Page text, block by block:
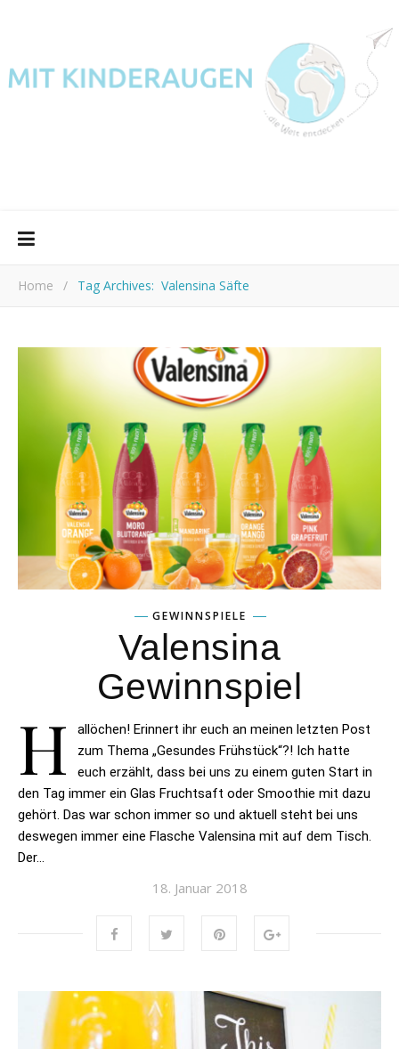
Home / Tag Archives: Valensina Säfte
GEWINNSPIELE
Valensina
Gewinnspiel
H
allöchen! Erinnert ihr euch an meinen letzten Post
zum Thema „Gesundes Frühstück“?! Ich hatte
euch erzählt, dass bei uns zu einem guten Start in
den Tag immer ein Glas Fruchtsaft oder Smoothie mit dazu
gehört. Das war schon immer so und aktuell steht bei uns
deswegen immer eine Flasche Valensina mit auf dem Tisch.
Der…
18. Januar 2018